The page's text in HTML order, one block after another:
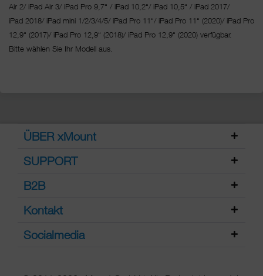
Air 2/ iPad Air 3/ iPad Pro 9,7“ / iPad 10,2“/ iPad 10,5“ / iPad 2017/
iPad 2018/ iPad mini 1/2/3/4/5/ iPad Pro 11“/ iPad Pro 11“ (2020)/ iPad Pro
12,9“ (2017)/ iPad Pro 12,9“ (2018)/ iPad Pro 12,9“ (2020) verfügbar.
Bitte wählen Sie Ihr Modell aus.
ÜBER xMount
SUPPORT
B2B
Kontakt
Socialmedia